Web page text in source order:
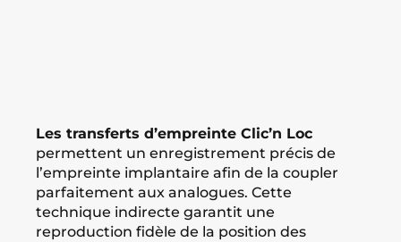
Les transferts d’empreinte Clic’n Loc
permettent un enregistrement précis de
l’empreinte implantaire afin de la coupler
parfaitement aux analogues. Cette
technique indirecte garantit une
reproduction fidèle de la position des